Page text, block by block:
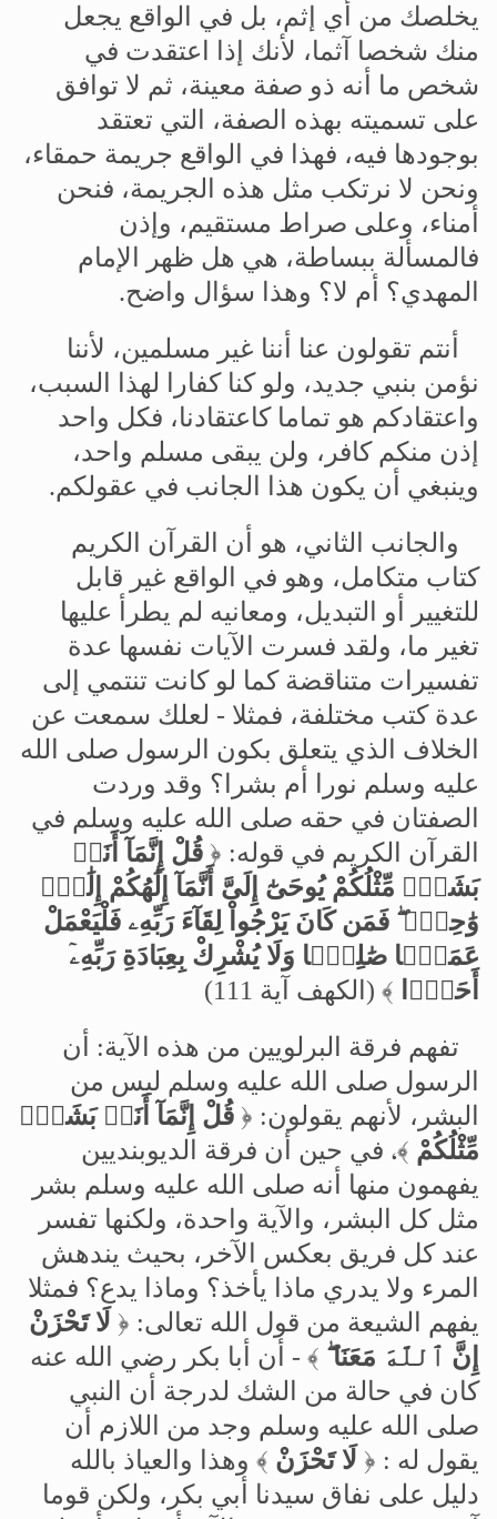
يخلصك من أي إثم، بل في الواقع يجعل
منك شخصا آثما، لأنك إذا اعتقدت في
شخص ما أنه ذو صفة معينة، ثم لا توافق
على تسميته بهذه الصفة، التي تعتقد
بوجودها فيه، فهذا في الواقع جريمة حمقاء،
ونحن لا نرتكب مثل هذه الجريمة، فنحن
أمناء، وعلى صراط مستقيم، وإذن
فالمسألة ببساطة، هي هل ظهر
الإمام
المهدي؟
أم لا؟ وهذا سؤال واضح.
أنتم تقولون عنا أننا غير مسلمين، لأننا
نؤمن بنبي جديد، ولو كنا كفارا لهذا
السبب،
واعتقادكم هو تماما كاعتقادنا، فكل واحد
إذن منكم كافر، ولن يبقى مسلم واحد،
وينبغي
أن يكون هذا الجانب في عقولكم.
والجانب
الثاني، هو أن القرآن
الكريم
كتاب متكامل، وهو في الواقع غير قابل
للتغيير
أو التبديل، ومعانيه لم يطرأ
عليها
تغير ما، ولقد فسرت الآيات نفسها عدة
تفسيرات متناقضة كما لو كانت تنتمي
إلى
عدة كتب مختلفة، فمثلا - لعلك سمعت عن
الخلاف
الذي يتعلق بكون الرسول صلى
الله
عليه وسلم نورا أم بشرا؟ وقد وردت
الصفتان في حقه صلى الله عليه وسلم في
القرآن
الكريم في قوله: ﴿ قُلْ إِنَّمَآ أَنَا۠
بَشَرٌۭ مِّثْلُكُمْ يُوحَىٰٓ إِلَىَّ أَنَّمَآ إِلَٰهُكُمْ
إِلَٰهٌۭ
وَٰحِدٌۭ فَمَن كَانَ يَرْجُواْ لِقَآءَ رَبِّهِۦ فَلْيَعْمَلْ
عَمَلًۭا صَٰلِحًۭا وَلَا يُشْرِكْ بِعِبَادَةِ رَبِّهِۦٓ
أَحَدًۢا
﴾ ( الكهف آية
)
تفهم فرقة البرلويين من هذه الآية:
أن
الرسول صلى الله عليه وسلم ليس من
البشر، لأنهم يقولون: ﴿ قُلْ إِنَّمَآ أَنَا۠ بَشَرٌۭ
مِّثْلُكُمْ ﴾، في حين أن فرقة
الديوبنديين
يفهمون منها أنه صلى الله عليه وسلم بشر
مثل كل البشر، والآية واحدة، ولكنها تفسر
عند كل فريق بعكس الآخر، بحيث يندهش
المرء ولا يدري ماذا يأخذ؟ وماذا يدع؟ فمثلا
يفهم
الشيعة من قول الله تعالى: ﴿ لَا تَحْزَنْ
إِنَّ ٱللَّهَ مَعَنَا ﴾ - أن أبا بكر رضي الله عنه
كان في حالة من الشك لدرجة أن
النبي
صلى
الله عليه وسلم وجد من اللازم
أن
يقول له : ﴿ لَا تَحْزَنْ ﴾ وهذا والعياذ بالله
دليل على نفاق سيدنا أبي بكر، ولكن قوما